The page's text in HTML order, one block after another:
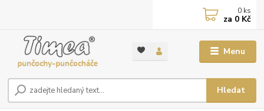
Menu
Hledat
0 ks
za 0 Kč